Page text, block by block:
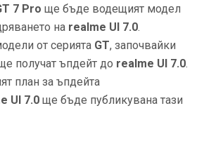
7 Pro ще бъде водещият модел
на realme UI 7.0.
от серията GT, започвайки
получат ъпдейт до realme UI 7.0.
план за ъпдейта
UI 7.0 ще бъде публикувана тази